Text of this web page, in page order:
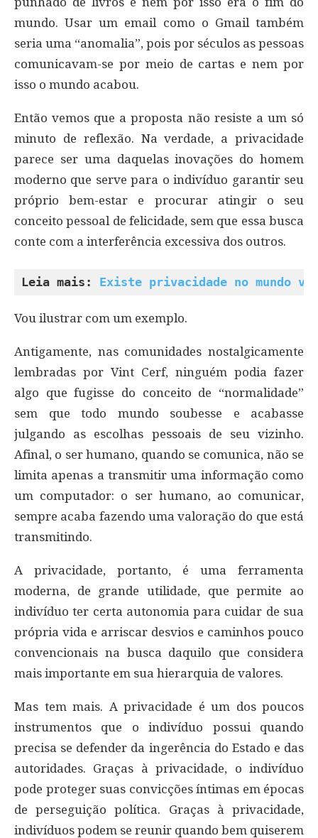
mundo. Usar um email como o Gmail também
seria uma “anomalia”, pois por séculos as pessoas
comunicavam-se por meio de cartas e nem por
isso o mundo acabou.
Então vemos que a proposta não resiste a um só
minuto de reflexão. Na verdade, a privacidade
parece ser uma daquelas inovações do homem
moderno que serve para o indivíduo garantir seu
próprio bem-estar e procurar atingir o seu
conceito pessoal de felicidade, sem que essa busca
conte com a interferência excessiva dos outros.
Leia mais: Existe privacidade no mundo
Vou ilustrar com um exemplo.
Antigamente, nas comunidades nostalgicamente
lembradas por Vint Cerf, ninguém podia fazer
algo que fugisse do conceito de “normalidade”
sem que todo mundo soubesse e acabasse
julgando as escolhas pessoais de seu vizinho.
Afinal, o ser humano, quando se comunica, não se
limita apenas a transmitir uma informação como
um computador: o ser humano, ao comunicar,
sempre acaba fazendo uma valoração do que está
transmitindo.
A privacidade, portanto, é uma ferramenta
moderna, de grande utilidade, que permite ao
indivíduo ter certa autonomia para cuidar de sua
própria vida e arriscar desvios e caminhos pouco
convencionais na busca daquilo que considera
mais importante em sua hierarquia de valores.
Mas tem mais. A privacidade é um dos poucos
instrumentos que o indivíduo possui quando
precisa se defender da ingerência do Estado e das
autoridades. Graças à privacidade, o indivíduo
pode proteger suas convicções íntimas em épocas
de perseguição política. Graças à privacidade,
indivíduos podem se reunir quando bem quiserem